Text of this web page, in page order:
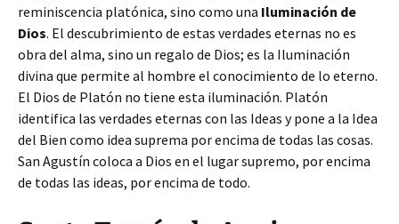
reminiscencia platónica, sino como una Iluminación de
Dios. El descubrimiento de estas verdades eternas no es
obra del alma, sino un regalo de Dios; es la Iluminación
divina que permite al hombre el conocimiento de lo eterno.
El Dios de Platón no tiene esta iluminación. Platón
identifica las verdades eternas con las Ideas y pone a la Idea
del Bien como idea suprema por encima de todas las cosas.
San Agustín coloca a Dios en el lugar supremo, por encima
de todas las ideas, por encima de todo.